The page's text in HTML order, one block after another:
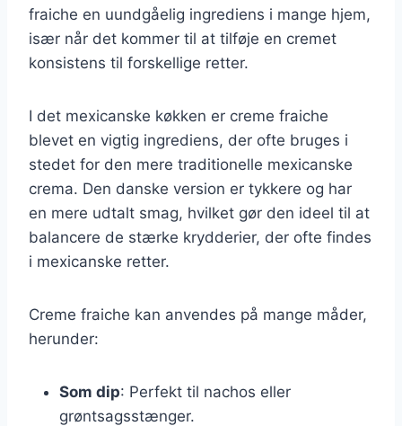
fraiche en uundgåelig ingrediens i mange hjem,
især når det kommer til at tilføje en cremet
konsistens til forskellige retter.
I det mexicanske køkken er creme fraiche
blevet en vigtig ingrediens, der ofte bruges i
stedet for den mere traditionelle mexicanske
crema. Den danske version er tykkere og har
en mere udtalt smag, hvilket gør den ideel til at
balancere de stærke krydderier, der ofte findes
i mexicanske retter.
Creme fraiche kan anvendes på mange måder,
herunder:
Som dip: Perfekt til nachos eller
grøntsagsstænger.